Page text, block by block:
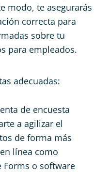
modo, te asegurarás
correcta para
sobre tu
para empleados.
adecuadas:
de encuesta
a agilizar el
de forma más
línea como
Forms o software